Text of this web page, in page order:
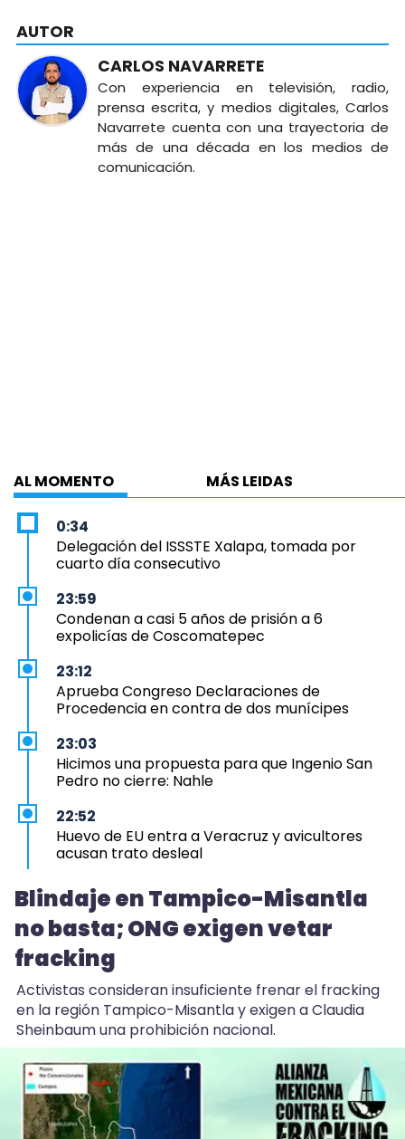
AUTOR
CARLOS NAVARRETE
Con experiencia en televisión, radio,
prensa escrita, y medios digitales, Carlos
Navarrete cuenta con una trayectoria de
más de una década en los medios de
comunicación.
AL MOMENTO MÁS LEIDAS
0:34
Delegación del ISSSTE Xalapa, tomada por
cuarto día consecutivo
23:59
Condenan a casi 5 años de prisión a 6
expolicías de Coscomatepec
23:12
Aprueba Congreso Declaraciones de
Procedencia en contra de dos munícipes
23:03
Hicimos una propuesta para que Ingenio San
Pedro no cierre: Nahle
22:52
Huevo de EU entra a Veracruz y avicultores
acusan trato desleal
22:44
Blindaje en Tampico-Misantla no basta; ONG
exigen vetar fracking
20:53
Ellos asumirán como alcaldes en Ixhuatlán y
Úrsulo Galván
19:58
Exigen reparar tramo colapsado en carretera
180, en Catemaco
19:58
En Chocamán tiran barda y toman Palacio
Blindaje en Tampico-Misantla
no basta; ONG exigen vetar
fracking
Activistas consideran insuficiente frenar el fracking
en la región Tampico-Misantla y exigen a Claudia
Sheinbaum una prohibición nacional.